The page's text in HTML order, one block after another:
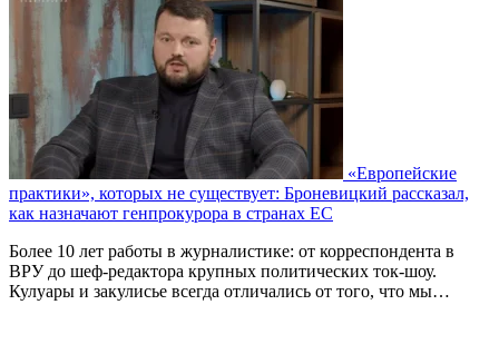
«Европейские
практики», которых не существует: Броневицкий рассказал,
как назначают генпрокурора в странах ЕС
Более 10 лет работы в журналистике: от корреспондента в
ВРУ до шеф-редактора крупных политических ток-шоу.
Кулуары и закулисье всегда отличались от того, что мы…